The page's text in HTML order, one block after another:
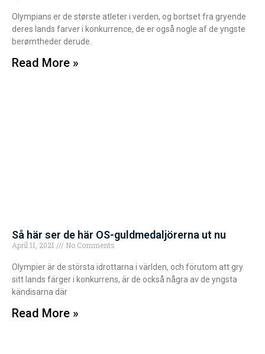
Olympians er de største atleter i verden, og bortset fra gryende
deres lands farver i konkurrence, de er også nogle af de yngste
berømtheder derude.
Read More »
Så här ser de här OS-guldmedaljörerna ut nu
April 11, 2021 No Comments
Olympier är de största idrottarna i världen, och förutom att gry
sitt lands färger i konkurrens, är de också några av de yngsta
kändisarna där
Read More »